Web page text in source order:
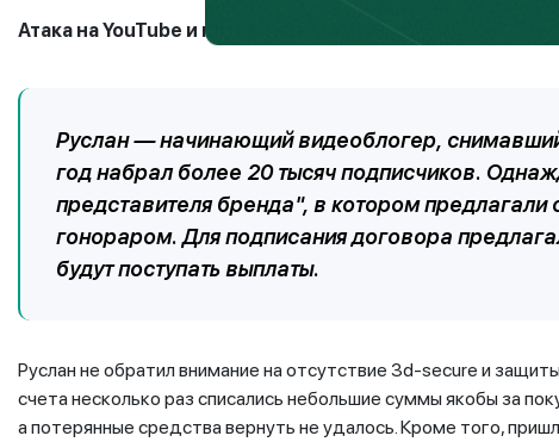
Атака на YouTube и потеря канала
Руслан — начинающий видеоблогер,
год набрал более 20 тысяч подписчиков.
представителя бренда", в котором
гонораром. Для подписания договора
будут поступать выплаты.
Руслан не обратил внимание на отсутствие 3d-secure и
счета несколько раз списались небольшие суммы якобы за
а потерянные средства вернуть не удалось. Кроме того,